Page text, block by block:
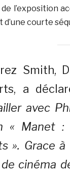
l’exposition
courte
Smith,
a
avec
« Manet :
». Grace
cinéma